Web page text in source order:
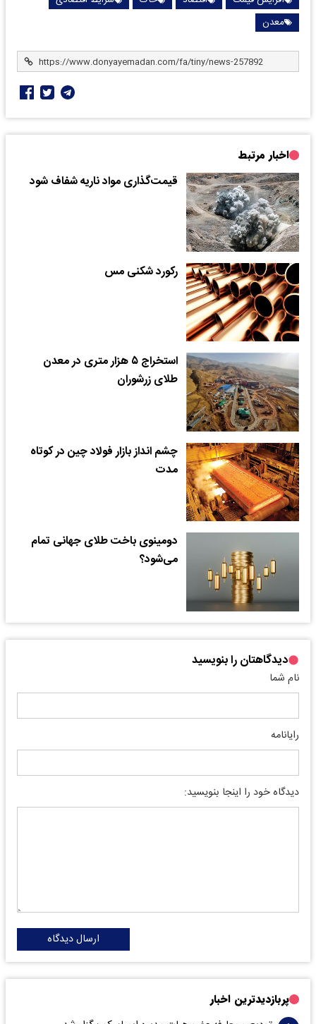
معدن
اخبار مرتبط
قیمت‌گذاری مواد ناریه شفاف شود
رکورد شکنی مس
استخراج ۵ هزار متری در معدن
طلای زرشوران
چشم انداز بازار فولاد چین در کوتاه
مدت
دومینوی باخت طلای جهانی تمام
می‌شود؟
دیدگاهتان را بنویسید
نام شما
رایانامه
دیدگاه خود را اینجا بنویسید:
ارسال دیدگاه
پربازدیدترین اخبار